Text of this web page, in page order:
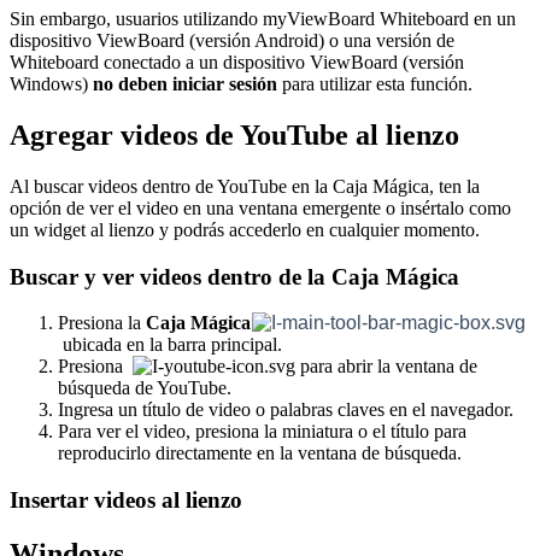
Sin embargo, usuarios utilizando myViewBoard Whiteboard en un
dispositivo ViewBoard (versión Android) o una versión de
Whiteboard conectado a un dispositivo ViewBoard (versión
Windows) no deben iniciar sesión para utilizar esta función.
Agregar videos de YouTube al lienzo
Al buscar videos dentro de YouTube en la Caja Mágica, ten la
opción de ver el video en una ventana emergente o insértalo como
un widget al lienzo y podrás accederlo en cualquier momento.
Buscar y ver videos dentro de la Caja Mágica
Presiona la Caja Mágica
ubicada en la barra principal.
Presiona
para abrir la ventana de
búsqueda de YouTube.
Ingresa un título de video o palabras claves en el navegador.
Para ver el video, presiona la miniatura o el título para
reproducirlo directamente en la ventana de búsqueda.
Insertar videos al lienzo